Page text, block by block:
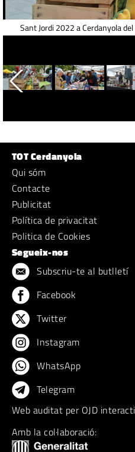
Sant Jordi 2022 a Cerdanyola
TOT Cerdanyola
Qui sóm
Contacte
Publicitat
Política de privacitat
Politica de Cookies
Segueix-nos
Subscriu-te al butlletí
Facebook
Twitter
Instagram
WhatsApp
Telegram
Web auditat per OJD
Amb la col·laboració: